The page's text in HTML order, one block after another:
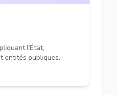
l'État,
entités publiques.